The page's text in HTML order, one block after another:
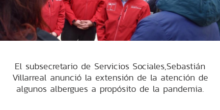
El subsecretario de Servicios Sociales,Sebastián
Villarreal anunció la extensión de la atención de
algunos albergues a propósito de la pandemia.